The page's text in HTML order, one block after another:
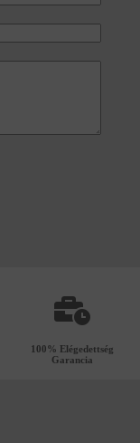
100% Elégedettség
Garancia